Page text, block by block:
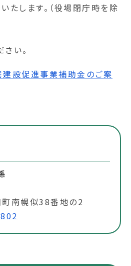
たします。（役場閉庁時を除
い。
設促進事業補助金のご案
南幌似38番地の2